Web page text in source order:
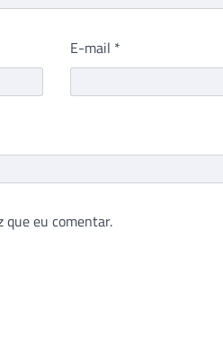
E-mail *
que eu comentar.